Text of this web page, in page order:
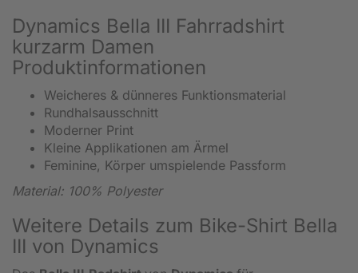
Dynamics Bella III Fahrradshirt
kurzarm Damen
Produktinformationen
Weicheres & dünneres Funktionsmaterial
Rundhalsausschnitt
Moderner Print
Kleine Applikationen am Ärmel
Feminine, Körper umspielende Passform
Material: 100% Polyester
Weitere Details zum Bike-Shirt Bella
III von Dynamics